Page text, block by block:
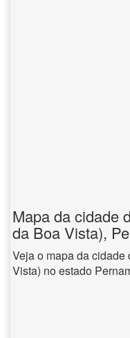
Mapa da cidade
da Boa Vista),
Veja o mapa da
Vista) no estado